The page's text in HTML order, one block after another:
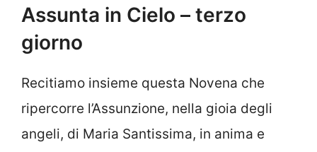
Assunta in Cielo – terzo
giorno
Recitiamo insieme questa Novena che
ripercorre l’Assunzione, nella gioia degli
angeli, di Maria Santissima, in anima e